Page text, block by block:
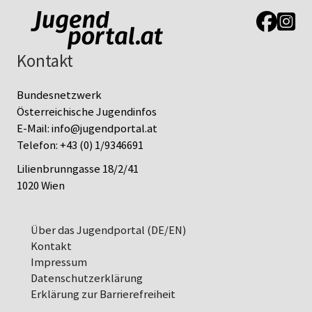
Link zur
Link
Kontakt
Bundesnetzwerk
Österreichische Jugendinfos
E-Mail:info@jugendportal.at
Telefon:+43 (0) 1/9346691
Lilienbrunngasse 18/2/41
1020 Wien
Über das Jugendportal (DE/EN)
Kontakt
Impressum
Datenschutz­erklärung
Erklärung zur Barrierefreiheit